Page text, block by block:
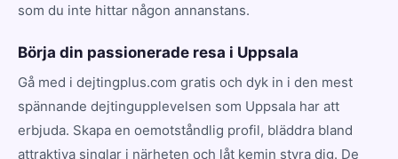
som du inte hittar någon annanstans.
Börja din passionerade resa i Uppsala
Gå med i dejtingplus.com gratis och dyk in i den mest
spännande dejtingupplevelsen som Uppsala har att
erbjuda. Skapa en oemotståndlig profil, bläddra bland
attraktiva singlar i närheten och låt kemin styra dig. De